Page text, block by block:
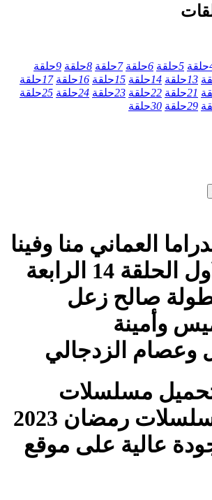
حلقة 5حلقة 6حلقة 7حلقة 8حلقة 9حلقة
13حلقة 14حلقة 15حلقة 16حلقة 17حلقة
21حلقة 22حلقة 23حلقة 24حلقة 25حلقة
29حلقة 30حلقة
العماني منا وفينا
الموسم الاول الحلقة 14 الرابعة
صالح زعل
وأمينة
وعصام الزدجالي
مسلسلات
خليجية ومسلسلات رمضان 2023
عالية على موقع